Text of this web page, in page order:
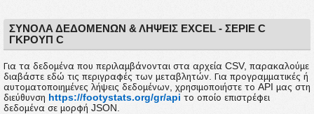
ΣΎΝΟΛΑ ΔΕΔΟΜΈΝΩΝ & ΛΉΨΕΙΣ EXCEL - ΣΈΡΙΕ C
ΓΚΡΟΎΠ C
Για τα δεδομένα που περιλαμβάνονται στα αρχεία CSV, παρακαλούμε
διαβάστε εδώ τις περιγραφές των μεταβλητών. Για προγραμματικές ή
αυτοματοποιημένες λήψεις δεδομένων, χρησιμοποιήστε το API μας στη
διεύθυνση https://footystats.org/gr/api το οποίο επιστρέφει
δεδομένα σε μορφή JSON.